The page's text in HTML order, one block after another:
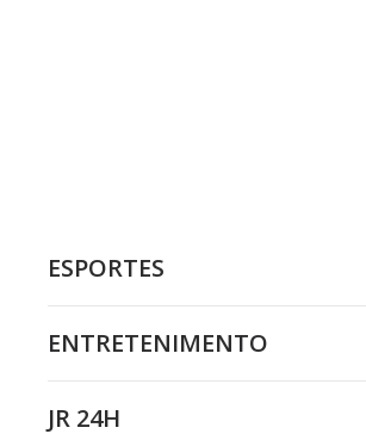
ESPORTES
ENTRETENIMENTO
JR 24H